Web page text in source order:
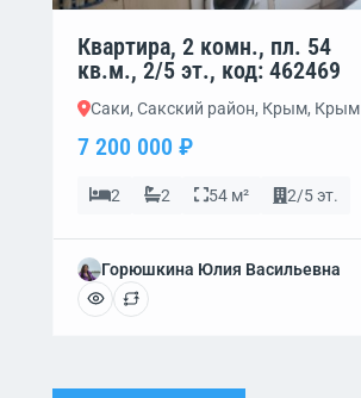
Квартира, 2 комн., пл. 54
кв.м., 2/5 эт., код: 462469
Саки, Сакский район, Крым, Крым
7 200 000 ₽
2 2 54 м² 2/5 эт.
Горюшкина Юлия Васильевна